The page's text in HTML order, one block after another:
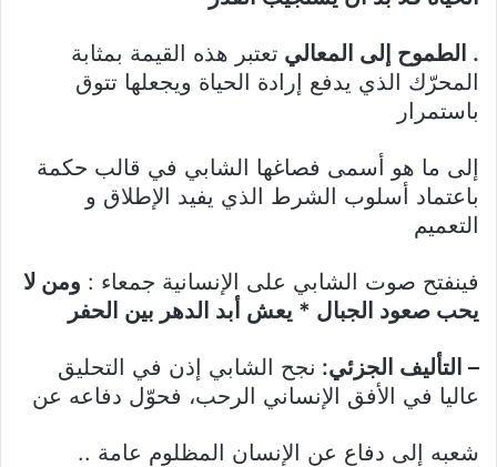
. الطموح إلى المعالي تعتبر هذه القيمة بمثابة
المحرّك الذي يدفع إرادة الحياة ويجعلها تتوق
باستمرار
إلى ما هو أسمى فصاغها الشابي في قالب حكمة
باعتماد أسلوب الشرط الذي يفيد الإطلاق و
التعميم
فينفتح صوت الشابي على الإنسانية جمعاء : ومن لا
يحب صعود الجبال * يعش أبد الدهر بين الحفر
– التأليف الجزئي: نجح الشابي إذن في التحليق
عاليا في الأفق الإنساني الرحب، فحوّل دفاعه عن
شعبه إلى دفاع عن الإنسان المظلوم عامة ..